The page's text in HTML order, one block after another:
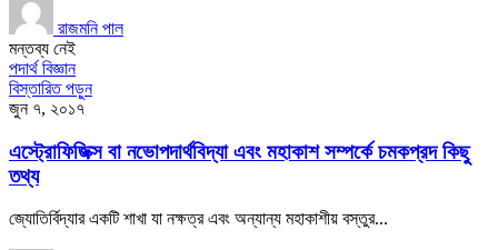
রাজমনি পাল
মন্তব্য নেই
পদার্থ বিজ্ঞান
বিস্তারিত পড়ুন
জুন ৭, ২০১৭
এস্ট্রোফিজিক্স বা নভোপদার্থবিদ্যা এবং মহাকাশ সম্পর্কে চমকপ্রদ কিছু
তথ্য
জ্যোতির্বিদ্যার একটি শাখা যা নক্ষত্র এবং অন্যান্য মহাকাশীয় বস্তুর...